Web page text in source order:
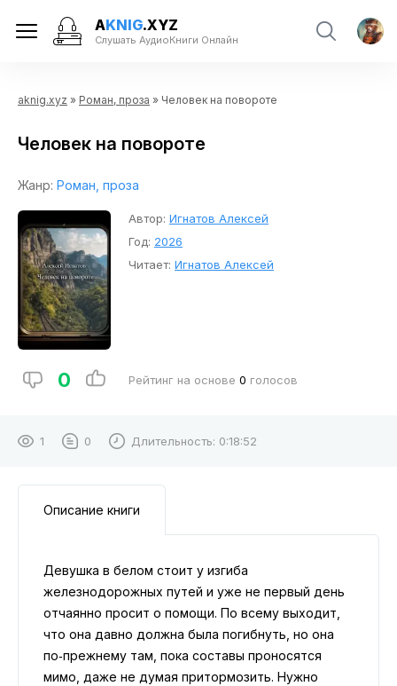
AKNIG.XYZ
Слушать АудиоКниги Онлайн
aknig.xyz » Роман, проза » Человек на повороте
Человек на повороте
Жанр: Роман, проза
Автор: Игнатов Алексей
Год: 2026
Читает: Игнатов Алексей
0 Рейтинг на основе 0 голосов
1 0 Длительность: 0:18:52
Описание книги
Девушка в белом стоит у изгиба
железнодорожных путей и уже не первый день
отчаянно просит о помощи. По всему выходит,
что она давно должна была погибнуть, но она
по‑прежнему там, пока составы проносятся
мимо, даже не думая притормозить. Нужно